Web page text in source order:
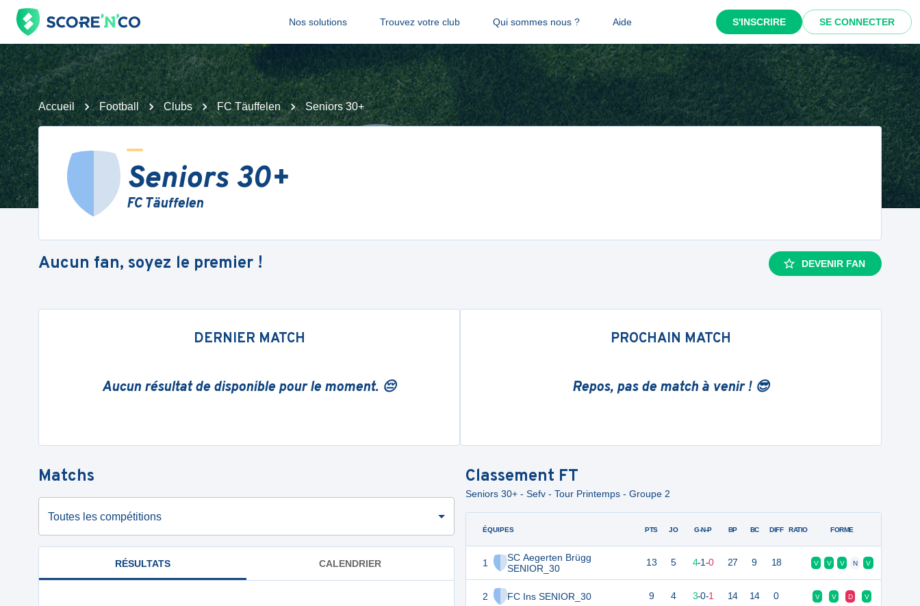
Nos solutions Trouvez votre club Qui sommes nous ? Aide S'INSCRIRE SE CONNECTER
Accueil Football Clubs FC Täuffelen Seniors 30+
Seniors 30+
FC Täuffelen
Aucun fan, soyez le premier ! DEVENIR FAN
DERNIER MATCH
Aucun résultat de disponible pour le moment. 😔
PROCHAIN MATCH
Repos, pas de match à venir ! 😎
Matchs
Toutes les compétitions
RÉSULTATS CALENDRIER
Classement FT
Seniors 30+ - Sefv - Tour Printemps - Groupe 2
ÉQUIPES
1
SC Aegerten Brügg
SENIOR_30
2 FC Ins SENIOR_30
PTS JO G-N-P BP BC DIFF RATIO FORME
13 5 4-1-0 27 9 18 V V V N V
9 4 3-0-1 14 14 0 V V D V